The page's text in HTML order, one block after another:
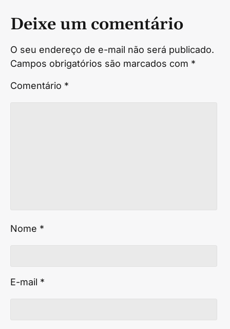
Deixe um comentário
O seu endereço de e-mail não será publicado.
Campos obrigatórios são marcados com *
Comentário *
Nome *
E-mail *